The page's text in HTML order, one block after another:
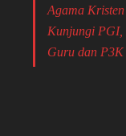
Agama
Kunjungi PGI,
Guru dan P3K